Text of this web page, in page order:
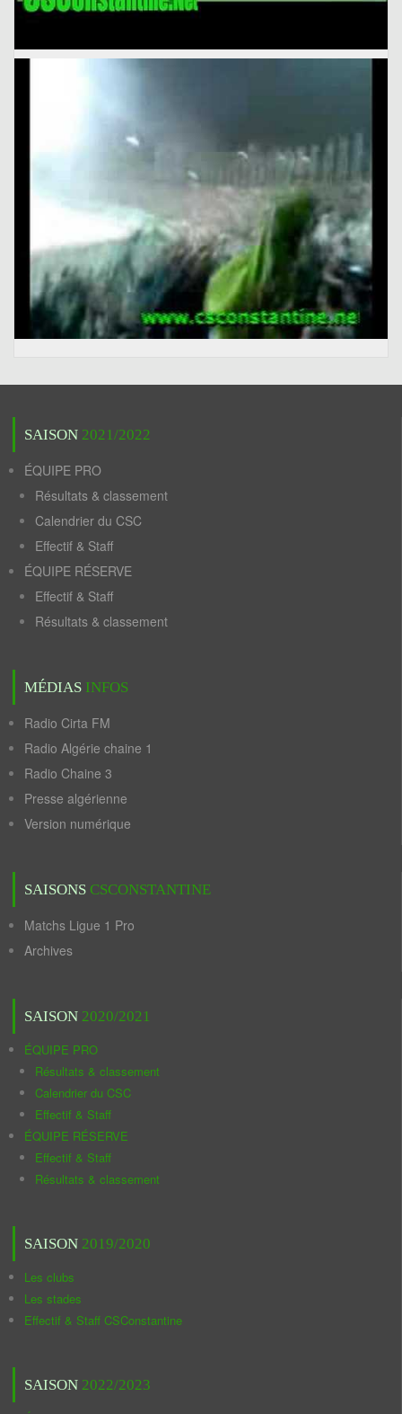
SAISON 2021/2022
ÉQUIPE PRO
Résultats & classement
Calendrier du CSC
Effectif & Staff
ÉQUIPE RÉSERVE
Effectif & Staff
Résultats & classement
MÉDIAS INFOS
Radio Cirta FM
Radio Algérie chaine 1
Radio Chaine 3
Presse algérienne
Version numérique
SAISONS CSCONSTANTINE
Matchs Ligue 1 Pro
Archives
SAISON 2020/2021
ÉQUIPE PRO
Résultats & classement
Calendrier du CSC
Effectif & Staff
ÉQUIPE RÉSERVE
Effectif & Staff
Résultats & classement
SAISON 2019/2020
Les clubs
Les stades
Effectif & Staff CSConstantine
SAISON 2022/2023